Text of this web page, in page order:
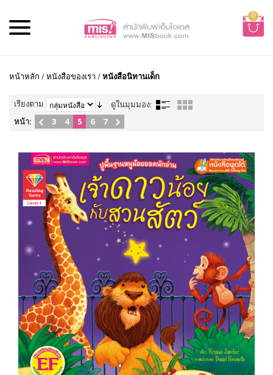
0
หน้าหลัก /หนังสือของเรา /หนังสือนิทานเด็ก
เรียงตาม
ดูในมุมมอง:
หน้า:
3 4 5 6 7